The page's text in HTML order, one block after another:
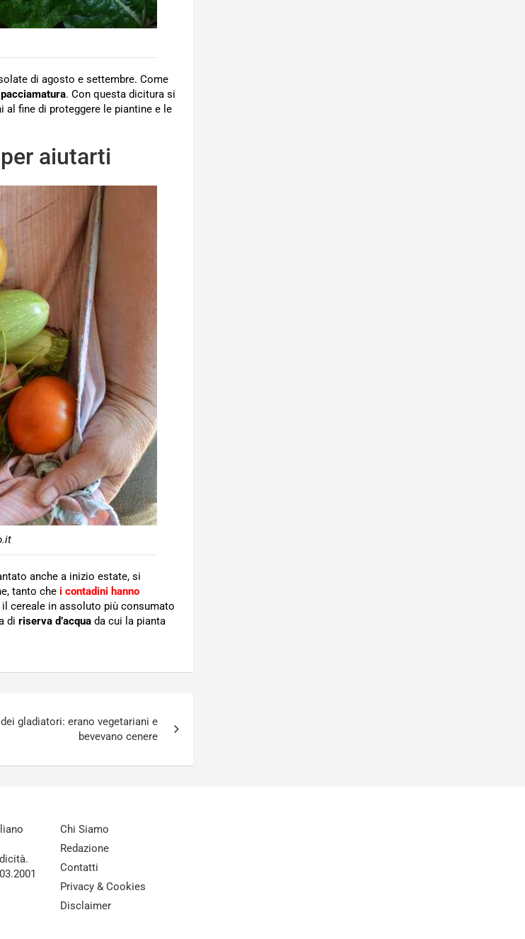
di agosto e settembre. Come
pacciamatura. Con questa dicitura si
fine di proteggere le piantine e le
aiutarti
anche a inizio estate, si
tanto che i contadini hanno
il cereale in assoluto più consumato
di riserva d’acqua da cui la pianta
gladiatori: erano vegetariani e
bevevano cenere
Chi Siamo
Redazione
Contatti
Privacy & Cookies
Disclaimer